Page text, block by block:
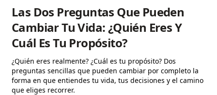
Las Dos Preguntas Que Pueden
Cambiar Tu Vida: ¿Quién Eres Y
Cuál Es Tu Propósito?
¿Quién eres realmente? ¿Cuál es tu propósito? Dos
preguntas sencillas que pueden cambiar por completo la
forma en que entiendes tu vida, tus decisiones y el camino
que eliges recorrer.